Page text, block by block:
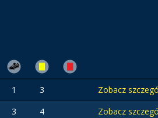
1 3
Zobacz
3 4
Zobacz